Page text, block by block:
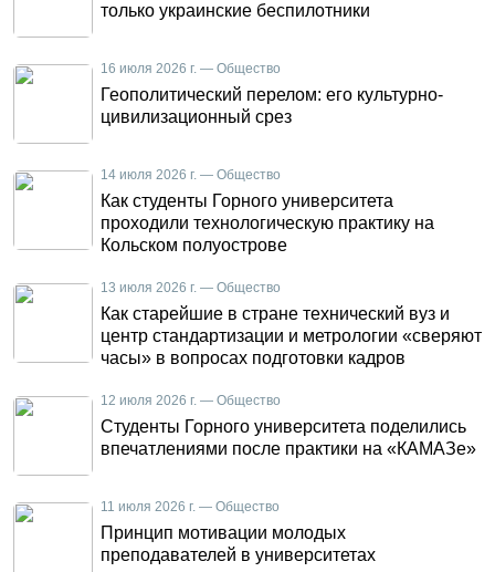
только украинские беспилотники
16 июля 2026 г. — Общество
Геополитический перелом: его культурно-
цивилизационный срез
14 июля 2026 г. — Общество
Как студенты Горного университета
проходили технологическую практику на
Кольском полуострове
13 июля 2026 г. — Общество
Как старейшие в стране технический вуз и
центр стандартизации и метрологии «сверяют
часы» в вопросах подготовки кадров
12 июля 2026 г. — Общество
Студенты Горного университета поделились
впечатлениями после практики на «КАМАЗе»
11 июля 2026 г. — Общество
Принцип мотивации молодых
преподавателей в университетах